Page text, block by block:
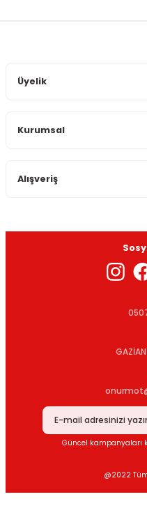
Ürün bilgilerinde hatalar
Üyelik
Kurumsal
Alışveriş
Güncel kampanyaları
@2022